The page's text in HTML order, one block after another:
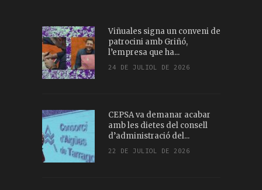
Viñuales signa un conveni de
patrocini amb Griñó,
l’empresa que ha...
24 DE JULIOL DE 2026
CEPSA va demanar acabar
amb les dietes del consell
d’administració del...
22 DE JULIOL DE 2026